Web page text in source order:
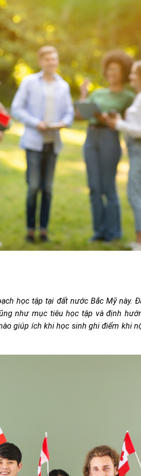
học tập tại đất nước Bắc Mỹ này.
như mục tiêu học tập và định
giúp ích khi học sinh ghi điểm khi